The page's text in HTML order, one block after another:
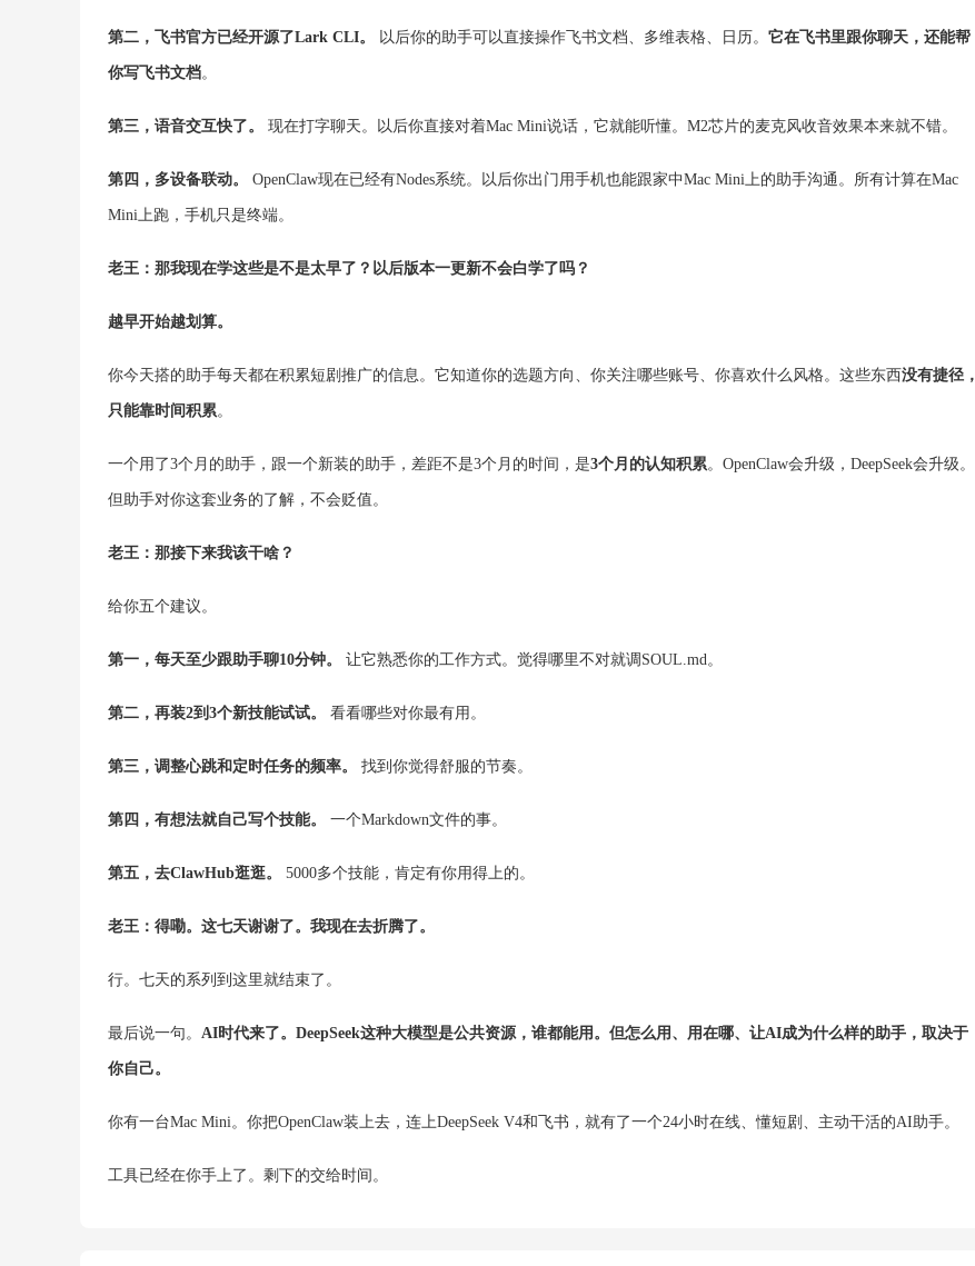
第二，飞书官方已经开源了Lark CLI。 以后你的助手可以直接操作飞书文档、多维表格、日历。 它在飞书里跟你聊天，还能帮
你写飞书文档。
第三，语音交互快了。 现在打字聊天。以后你直接对着Mac Mini说话，它就能听懂。M2芯片的麦克风收音效果本来就不错。
第四，多设备联动。 OpenClaw现在已经有Nodes系统。以后你出门用手机也能跟家中Mac Mini上的助手沟通。所有计算在Mac
Mini上跑，手机只是终端。
老王：那我现在学这些是不是太早了？以后版本一更新不会白学了吗？
越早开始越划算。
你今天搭的助手每天都在积累短剧推广的信息。它知道你的选题方向、你关注哪些账号、你喜欢什么风格。这些东西没有捷径，
只能靠时间积累。
一个用了3个月的助手，跟一个新装的助手，差距不是3个月的时间，是3个月的认知积累。OpenClaw会升级，DeepSeek会升级。
但助手对你这套业务的了解，不会贬值。
老王：那接下来我该干啥？
给你五个建议。
第一，每天至少跟助手聊10分钟。 让它熟悉你的工作方式。觉得哪里不对就调SOUL.md。
第二，再装2到3个新技能试试。 看看哪些对你最有用。
第三，调整心跳和定时任务的频率。 找到你觉得舒服的节奏。
第四，有想法就自己写个技能。 一个Markdown文件的事。
第五，去ClawHub逛逛。 5000多个技能，肯定有你用得上的。
老王：得嘞。这七天谢谢了。我现在去折腾了。
行。七天的系列到这里就结束了。
最后说一句。 AI时代来了。DeepSeek这种大模型是公共资源，谁都能用。但怎么用、用在哪、让AI成为什么样的助手，取决于
你自己。
你有一台Mac Mini。你把OpenClaw装上去，连上DeepSeek V4和飞书，就有了一个24小时在线、懂短剧、主动干活的AI助手。
工具已经在你手上了。剩下的交给时间。